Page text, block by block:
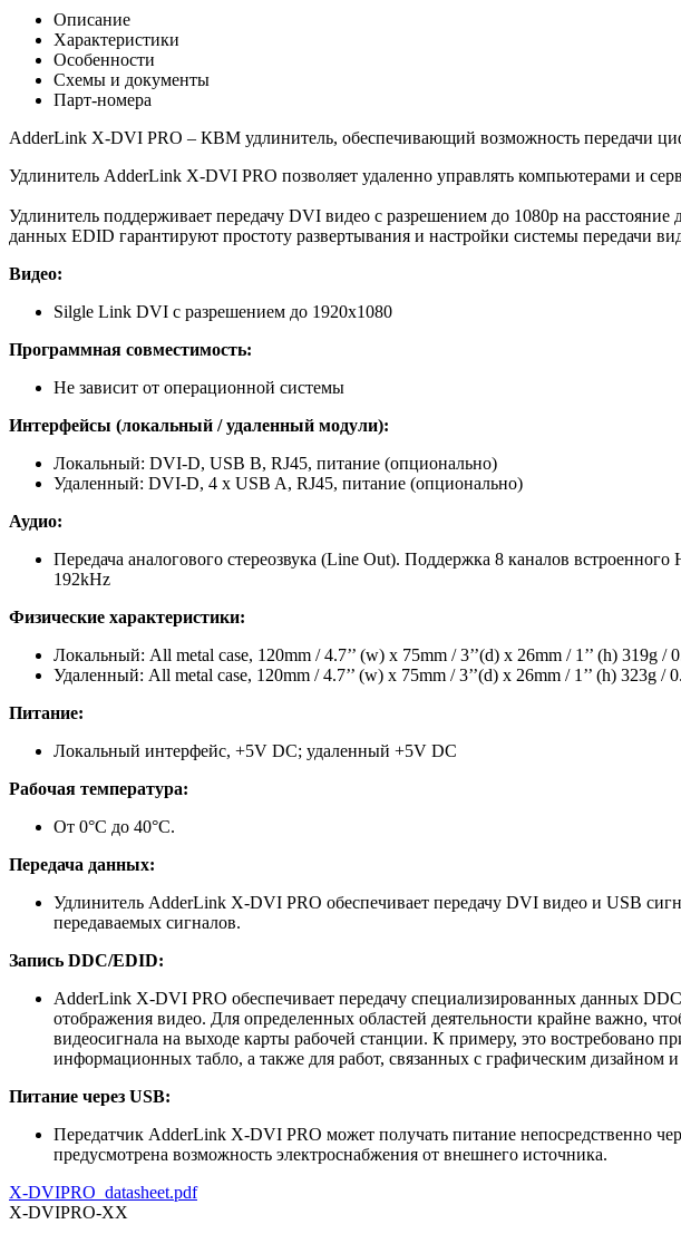
Описание
Характеристики
Особенности
Схемы и документы
Парт-номера
AdderLink X-DVI PRO – КВМ удлинитель, обеспечивающий возможность передачи
Удлинитель AdderLink X-DVI PRO позволяет удаленно управлять компьютерами и
Удлинитель поддерживает передачу DVI видео с разрешением до 1080p на
данных EDID гарантируют простоту развертывания и настройки системы передачи
Видео:
Silgle Link DVI с разрешением до 1920x1080
Программная совместимость:
Не зависит от операционной системы
Интерфейсы (локальный / удаленный модули):
Локальный: DVI-D, USB B, RJ45, питание (опционально)
Удаленный: DVI-D, 4 x USB A, RJ45, питание (опционально)
Аудио:
Передача аналогового стереозвука (Line Out). Поддержка 8 каналов
192kHz
Физические характеристики:
Локальный: All metal case, 120mm / 4.7’’ (w) x 75mm / 3’’(d) x 26mm / 1’’ (h) 319g /
Удаленный: All metal case, 120mm / 4.7’’ (w) x 75mm / 3’’(d) x 26mm / 1’’ (h) 323g /
Питание:
Локальный интерфейс, +5V DC; удаленный +5V DC
Рабочая температура:
От 0°C до 40°C.
Передача данных:
Удлинитель AdderLink X-DVI PRO обеспечивает передачу DVI видео и USB
передаваемых сигналов.
Запись DDC/EDID:
AdderLink X-DVI PRO обеспечивает передачу специализированных данных
отображения видео. Для определенных областей деятельности крайне важно,
видеосигнала на выходе карты рабочей станции. К примеру, это
информационных табло, а также для работ, связанных с графическим дизайном
Питание через USB:
Передатчик AdderLink X-DVI PRO может получать питание непосредственно
предусмотрена возможность электроснабжения от внешнего источника.
X-DVIPRO_datasheet.pdf
X-DVIPRO-XX